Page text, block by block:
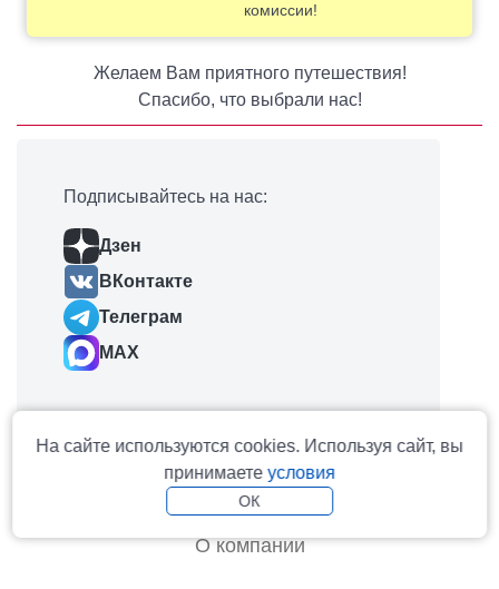
комиссии!
Желаем Вам приятного путешествия!
Спасибо, что выбрали нас!
Подписывайтесь на нас:
Дзен
ВКонтакте
Телеграм
MAX
На главную
О компании
На сайте используются cookies. Используя сайт, вы
принимаете условия
ОК